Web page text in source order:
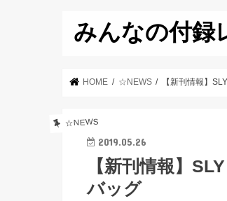
みんなの付録
HOME ☆NEWS 【新刊情報】
☆NEWS
2019.05.26
【新刊情報】
バッグ